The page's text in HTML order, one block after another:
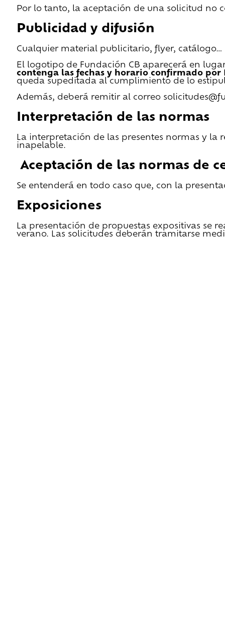
Por lo tanto, la aceptación de una solicitud no
Publicidad y difusión
Cualquier material publicitario, flyer, catálogo…
El logotipo de Fundación CB aparecerá en
contenga las fechas y horario confirmado por
queda supeditada al cumplimiento de lo
Además, deberá remitir al correo
Interpretación de las normas
La interpretación de las presentes normas y la
inapelable.
Aceptación de las normas de
Se entenderá en todo caso que, con la
Exposiciones
La presentación de propuestas expositivas se
verano. Las solicitudes deberán tramitarse